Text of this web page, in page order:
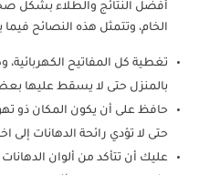
أفضل النتائج والطلاء بشكل
الخام، وتتمثل هذه النصائح فيما
تغطية كل المفاتيح الكهربائية،
بالمنزل حتى لا يسقط عليها
حافظ على أن يكون المكان ذو
حتى لا تؤدي رائحة الدهانات إلى
عليك أن تتأكد من ألوان